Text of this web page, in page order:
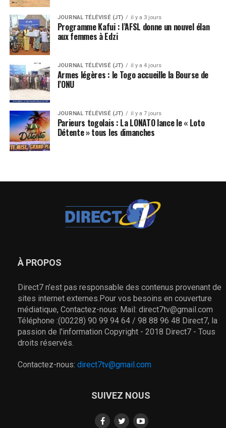
JOURNAL TÉLÉVISÉ (JT) il y a 3 jours
Programme Kafui : l’AFSL donne un nouvel élan
aux femmes à Edzi
JOURNAL TÉLÉVISÉ (JT) il y a 4 jours
Armes légères : le Togo accueille la Bourse de
l’ONU
JOURNAL TÉLÉVISÉ (JT) il y a 7 jours
Parieurs togolais : La LONATO lance le « Loto
Détente » tous les dimanches
À PROPOS
Direct7 n’est pas responsable des contenus provenant de
sites internet externes.Pour vos besoins en couverture
médiatique, Contactez-nous: Mail: direct7tv@gmail.com
Téléphone :(00228) 90 99 94 64 / 98 88 96 48 Direct7, la
passion de l'information Copyright - 2018 Direct7 - Tous
droits réservés.
Contactez-nous: direct7tv@gmail.com
SUIVEZ NOUS